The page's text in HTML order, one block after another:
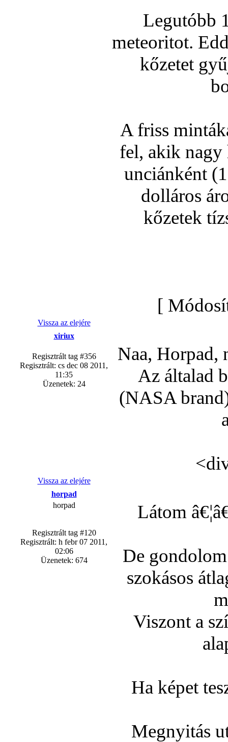
Legutóbb
meteoritot.
kőzetet
A friss
fel, akik nagy
unciánként
dolláros
kőzetek
[
Vissza az elejére
xiriux
Regisztrált tag #356
Regisztrált: cs dec 08 2011,
11:35
Üzenetek: 24
Naa, Horpad,
Az általad
(NASA
Vissza az elejére
horpad
horpad
Regisztrált tag #120
Regisztrált: h febr 07 2011,
02:06
Üzenetek: 674
Látom
De
szokásos
Viszont a
Ha képet
Megnyitás